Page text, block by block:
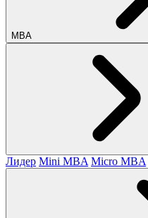
МВА
Лидер Mini MBA Micro MBA